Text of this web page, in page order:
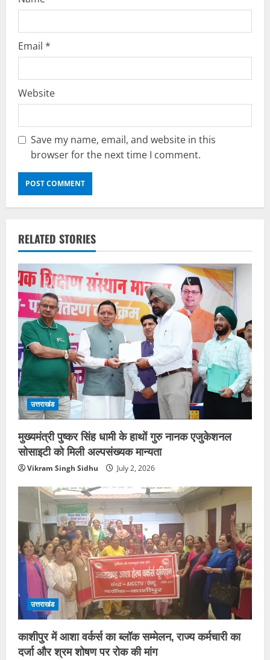
Email *
Website
Save my name, email, and website in this
browser for the next time I comment.
RELATED STORIES
उत्तराखंड
मुख्यमंत्री पुष्कर सिंह धामी के हाथों गुरु नानक एजुकेशनल
सोसाइटी को मिली अल्पसंख्यक मान्यता
Vikram Singh Sidhu July 2, 2026
उत्तराखंड
काशीपुर में आशा वर्कर्स का ब्लॉक सम्मेलन, राज्य कर्मचारी का
दर्जा और श्रम शोषण पर रोक की मांग